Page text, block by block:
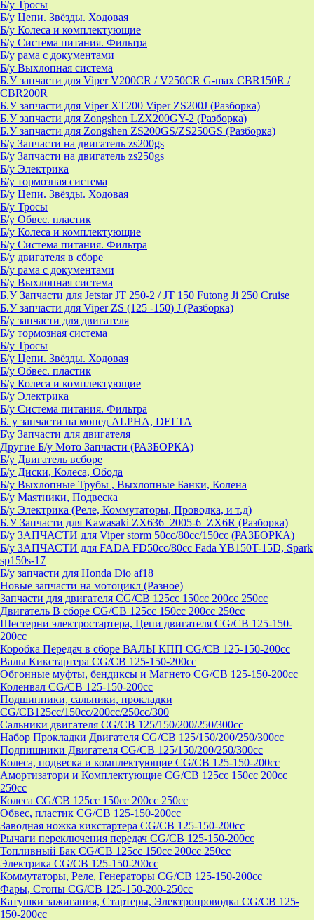
Б/у Тросы
Б/у Цепи. Звёзды. Ходовая
Б/у Колеса и комплектующие
Б/у Система питания. Фильтра
Б/у рама с документами
Б/у Выхлопная система
Б.У запчасти для Viper V200CR / V250CR G-max CBR150R /
CBR200R
Б.У запчасти для Viper XT200 Viper ZS200J (Разборка)
Б.У запчасти для Zongshen LZX200GY-2 (Разборка)
Б.У запчасти для Zongshen ZS200GS/ZS250GS (Разборка)
Б/у Запчасти на двигатель zs200gs
Б/у Запчасти на двигатель zs250gs
Б/у Электрика
Б/у тормозная система
Б/у Цепи. Звёзды. Ходовая
Б/у Тросы
Б/у Обвес. пластик
Б/у Колеса и комплектующие
Б/у Система питания. Фильтра
Б/у двигателя в сборе
Б/у рама с документами
Б/у Выхлопная система
Б.У Запчасти для Jetstar JT 250-2 / JT 150 Futong Ji 250 Cruise
Б.У запчасти для Viper ZS (125 -150) J (Разборка)
Б/у запчасти для двигателя
Б/у тормозная система
Б/у Тросы
Б/у Цепи. Звёзды. Ходовая
Б/у Обвес. пластик
Б/у Колеса и комплектующие
Б/у Электрика
Б/у Система питания. Фильтра
Б. у запчасти на мопед ALPHA, DELTA
Б\у Запчасти для двигателя
Другие Б/у Мото Запчасти (РАЗБОРКА)
Б/у Двигатель всборе
Б/у Диски, Колеса, Обода
Б/у Выхлопные Трубы , Выхлопные Банки, Колена
Б/у Маятники, Подвеска
Б/у Электрика (Реле, Коммутаторы, Проводка, и т.д)
Б.У Запчасти для Kawasaki ZX636_2005-6_ZX6R (Разборка)
Б/у ЗАПЧАСТИ для Viper storm 50cc/80cc/150cc (РАЗБОРКА)
Б/у ЗАПЧАСТИ для FADA FD50cc/80cc Fada YB150T-15D, Spark
sp150s-17
Б/у запчасти для Honda Dio af18
Новые запчасти на мотоцикл (Разное)
Запчасти для двигателя CG/CB 125cc 150cc 200cc 250cc
Двигатель В сборе CG/CB 125cc 150cc 200cc 250cc
Шестерни электростартера, Цепи двигателя CG/CB 125-150-
200cc
Коробка Передач в сборе ВАЛЫ КПП CG/CB 125-150-200cc
Валы Кикстартера CG/CB 125-150-200cc
Обгонные муфты, бендиксы и Магнето CG/CB 125-150-200cc
Коленвал CG/CB 125-150-200cc
Подшипники, сальники, прокладки
CG/CB125сс/150cc/200cc/250cc/300
Сальники двигателя CG/CB 125/150/200/250/300cc
Набор Прокладки Двигателя CG/CB 125/150/200/250/300cc
Подпишники Двигателя CG/CB 125/150/200/250/300cc
Колеса, подвеска и комплектующие CG/CB 125-150-200cc
Амортизатори и Комплектующие CG/CB 125cc 150cc 200cc
250cc
Колеса CG/CB 125cc 150cc 200cc 250cc
Обвес, пластик CG/CB 125-150-200cc
Заводная ножка кикстартера CG/CB 125-150-200cc
Рычаги переключения передач CG/CB 125-150-200cc
Топливный Бак CG/CB 125cc 150cc 200cc 250cc
Электрика CG/CB 125-150-200cc
Коммутаторы, Реле, Генераторы CG/CB 125-150-200cc
Фары, Стопы CG/CB 125-150-200-250cc
Катушки зажигания, Стартеры, Электропроводка CG/CB 125-
150-200cc